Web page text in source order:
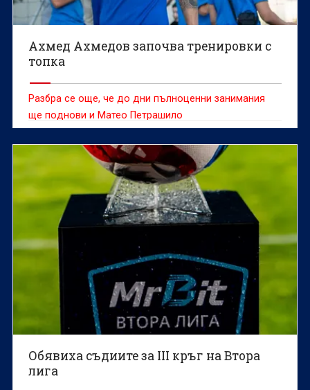
Ахмед Ахмедов започва тренировки с
топка
Разбра се още, че до дни пълноценни занимания
ще поднови и Матео Петрашило
Обявиха съдиите за III кръг на Втора
лига